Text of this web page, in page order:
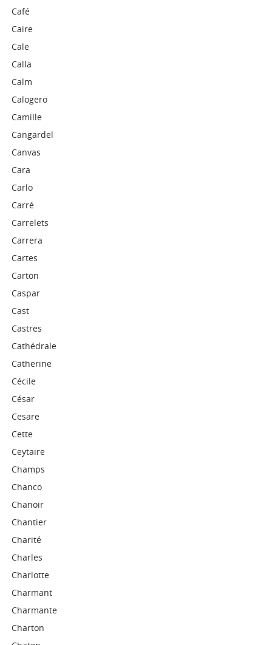
Café
Caire
Cale
Calla
Calm
Calogero
Camille
Cangardel
Canvas
Cara
Carlo
Carré
Carrelets
Carrera
Cartes
Carton
Caspar
Cast
Castres
Cathédrale
Catherine
Cécile
César
Cesare
Cette
Ceytaire
Champs
Chanco
Chanoir
Chantier
Charité
Charles
Charlotte
Charmant
Charmante
Charton